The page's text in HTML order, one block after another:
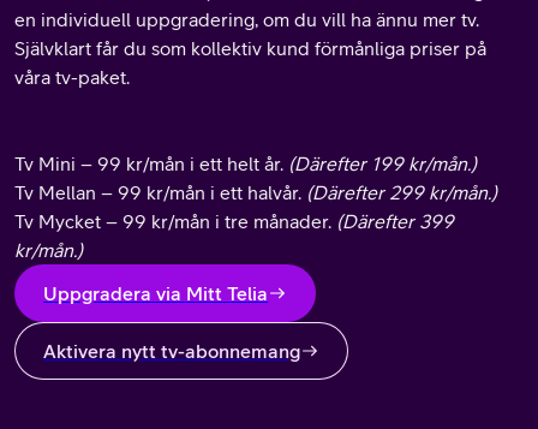
en individuell uppgradering, om du vill ha ännu mer tv.
Självklart får du som kollektiv kund förmånliga priser på
våra tv-paket.
Tv Mini – 99 kr/mån i ett helt år. (Därefter 199 kr/mån.)
Tv Mellan – 99 kr/mån i ett halvår. (Därefter 299 kr/mån.)
Tv Mycket – 99 kr/mån i tre månader. (Därefter 399
kr/mån.)
Uppgradera via Mitt Telia
Aktivera nytt tv-abonnemang